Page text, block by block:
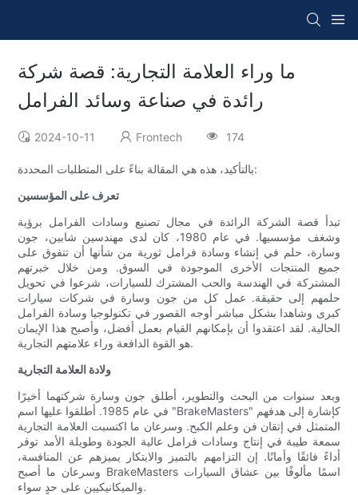
ما وراء العلامة التجارية: قصة شركة
رائدة في صناعة وسائد الفرامل
2024-10-11 Frontech 174
بالتأكيد، هذه هي المقالة بناءً على المتطلبات المحددة:
تعرف على المؤسسين
تبدأ قصة الشركة الرائدة في مجال تصنيع وسادات الفرامل برؤية
وشغف مؤسسيها. في عام 1980، كان لدى مهندسين شابين، جون
وسارة، حلم في إنشاء وسادة فرامل ثورية من شأنها أن تتفوق على
جميع المنتجات الأخرى الموجودة في السوق. ومن خلال خبرتهم
المشتركة في الهندسة والحب المشترك للسيارات، شرعوا في تحويل
حلمهم إلى حقيقة. عمل كل من جون وسارة في شركات سيارات
كبرى وشاهدا بشكل مباشر أوجه القصور في تكنولوجيا وسادة الفرامل
الحالية. لقد اعتقدوا أن بإمكانهم القيام بعمل أفضل، وأصبح هذا الإيمان
هو القوة الدافعة وراء علامتهم التجارية.
ولادة العلامة التجارية
وبعد سنوات من البحث والتطوير، أطلق جون وسارة شركتهما أخيرًا
في عام 1985. أطلقوا عليها اسم "BrakeMasters" كإشارة إلى هدفهم
المتمثل في إتقان فن وعلم الكبح. وسرعان ما اكتسبت العلامة التجارية
سمعة طيبة في إنتاج وسادات فرامل عالية الجودة وطويلة الأمد توفر
أداءً فائقًا وأمانًا. إن التزامهم بالتميز والابتكار يميزهم عن المنافسة،
وسرعان ما أصبح BrakeMasters اسمًا مألوفًا بين عشاق السيارات
والميكانيكيين على حدٍ سواء.